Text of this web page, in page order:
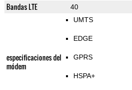
Bandas LTE 40
especificaciones del
módem
UMTS
EDGE
GPRS
HSPA+